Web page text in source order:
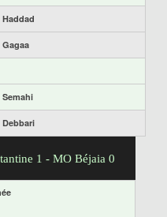
Haddad
Gagaa
Semahi
Debbari
1 - MO Béjaia 0